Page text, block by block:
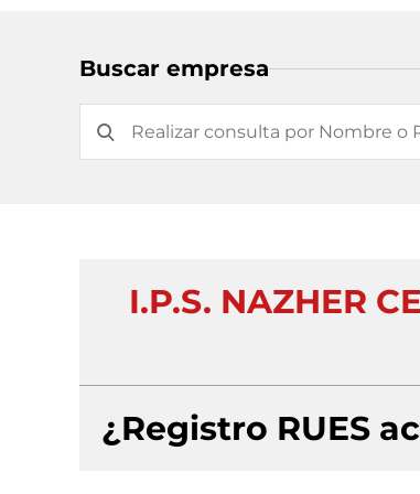
Buscar empresa
I.P.S. NAZHER
¿Registro RUES